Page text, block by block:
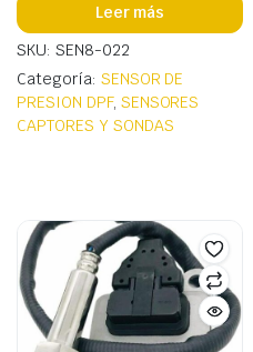
Leer más
SKU: SEN8-022
Categoría: SENSOR DE
PRESION DPF, SENSORES
CAPTORES Y SONDAS